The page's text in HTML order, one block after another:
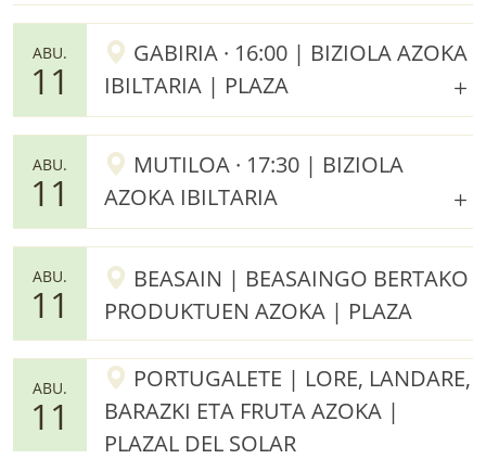
ABU.
11
GABIRIA · 16:00 | BIZIOLA AZOKA
IBILTARIA | PLAZA
ABU.
11
MUTILOA · 17:30 | BIZIOLA
AZOKA IBILTARIA
ABU.
11
BEASAIN | BEASAINGO BERTAKO
PRODUKTUEN AZOKA | PLAZA
ABU.
11
PORTUGALETE | LORE, LANDARE,
BARAZKI ETA FRUTA AZOKA |
PLAZAL DEL SOLAR